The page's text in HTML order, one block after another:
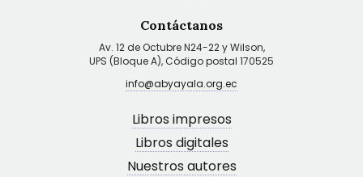
Contáctanos
Av. 12 de Octubre N24-22 y Wilson,
UPS (Bloque A), Código postal 170525
info@abyayala.org.ec
Libros impresos
Libros digitales
Nuestros autores